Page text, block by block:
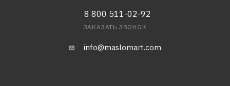
8 800 511-02-92
ЗАКАЗАТЬ ЗВОНОК
info@maslomart.com